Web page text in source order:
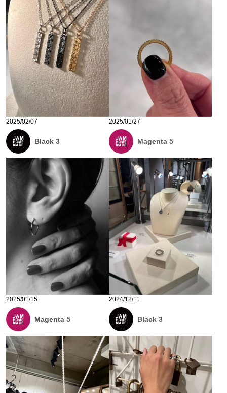
2025/02/07
Black 3
2025/01/27
Magenta 5
2025/01/15
Magenta 5
2024/12/11
Black 3